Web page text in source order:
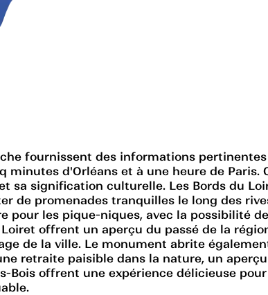
fournissent des informations
minutes d'Orléans et à une heure de
sa signification culturelle. Les Bords du
de promenades tranquilles le long des
pour les pique-niques, avec la possibilité
offrent un aperçu du passé de la
de la ville. Le monument abrite
retraite paisible dans la nature, un
Bois offrent une expérience délicieuse